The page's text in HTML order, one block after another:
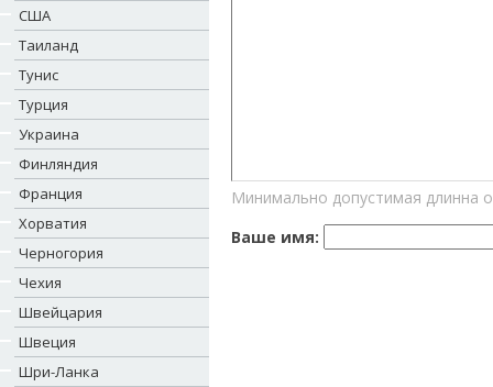
США
Таиланд
Тунис
Турция
Украина
Финляндия
Франция
Хорватия
Черногория
Чехия
Швейцария
Швеция
Шри-Ланка
Минимально допустимая длинна
Ваше имя: